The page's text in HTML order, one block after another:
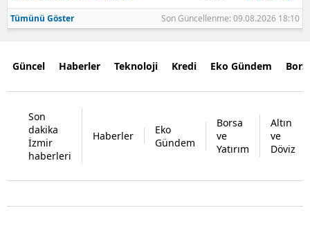
Tümünü Göster Son Güncellenme: 09.08.2026 18:10
Güncel Haberler Teknoloji Kredi Eko Gündem
Son
dakika
İzmir
haberleri
Haberler
Eko
Gündem
Borsa
ve
Yatırım
Altın
ve
Döviz